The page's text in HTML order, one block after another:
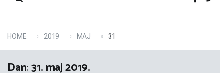
HOME 2019 MAJ 31
Dan:31. maj 2019.